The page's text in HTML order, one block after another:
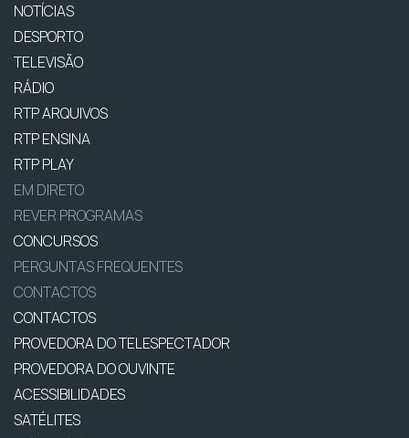
NOTÍCIAS
DESPORTO
TELEVISÃO
RÁDIO
RTP ARQUIVOS
RTP ENSINA
RTP PLAY
EM DIRETO
REVER PROGRAMAS
CONCURSOS
PERGUNTAS FREQUENTES
CONTACTOS
CONTACTOS
PROVEDORA DO TELESPECTADOR
PROVEDORA DO OUVINTE
ACESSIBILIDADES
SATÉLITES